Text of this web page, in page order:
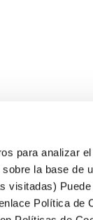
para analizar
la base de
visitadas)
Política de